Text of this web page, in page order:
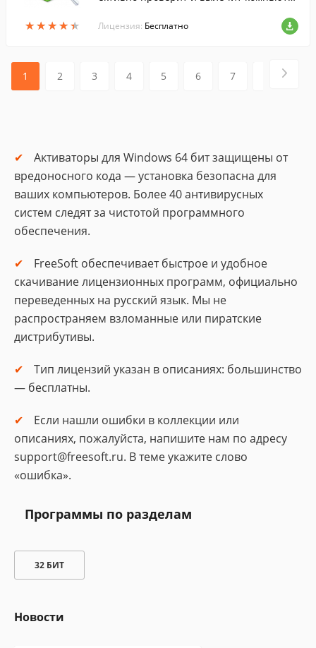
★★★★★
★★★★★ Лицензия: Бесплатно
1 2 3 4 5 6 7
Активаторы для Windows 64 бит защищены от
вредоносного кода — установка безопасна для
ваших компьютеров. Более 40 антивирусных
систем следят за чистотой программного
обеспечения.
FreeSoft обеспечивает быстрое и удобное
скачивание лицензионных программ, официально
переведенных на русский язык. Мы не
распространяем взломанные или пиратские
дистрибутивы.
Тип лицензий указан в описаниях: большинство
— бесплатны.
Если нашли ошибки в коллекции или
описаниях, пожалуйста, напишите нам по адресу
support@freesoft.ru. В теме укажите слово
«ошибка».
Программы по разделам
32 БИТ
Новости